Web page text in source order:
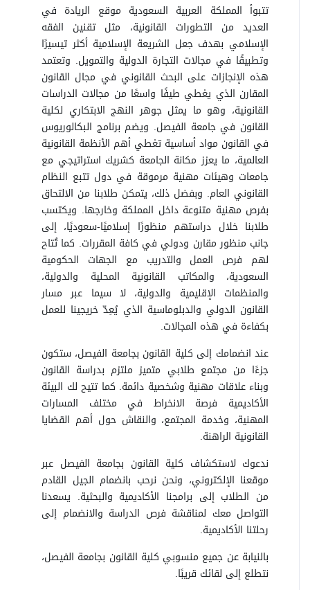
تتبوأ المملكة العربية السعودية موقع الريادة في
العديد من التطورات القانونية، مثل تقنين الفقه
الإسلامي بهدف جعل الشريعة الإسلامية أكثر تيسيرًا
وتطبيقًا في مجالات التجارة الدولية والتمويل. وتعتمد
هذه الإنجازات على البحث القانوني في مجال القانون
المقارن الذي يغطي طيفًا واسعًا من مجالات الدراسات
القانونية، وهو ما يمثل جوهر النهج الابتكاري لكلية
القانون في جامعة الفيصل. ويضم برنامج البكالوريوس
في القانون مواد أساسية تغطي أهم الأنظمة القانونية
العالمية، ما يعزز مكانة الجامعة كشريك استراتيجي مع
جامعات وهيئات مهنية مرموقة في دول تتبع النظام
القانوني العام. وبفضل ذلك، يتمكن طلابنا من الالتحاق
بفرص مهنية متنوعة داخل المملكة وخارجها. ويكتسب
طلابنا خلال دراستهم منظورًا إسلاميًا-سعوديًا، إلى
جانب منظور مقارن ودولي في كافة المقررات. كما تُتاح
لهم فرص العمل والتدريب مع الجهات الحكومية
السعودية، والمكاتب القانونية المحلية والدولية،
والمنظمات الإقليمية والدولية، لا سيما عبر مسار
القانون الدولي والدبلوماسية الذي يُعِدّ خريجينا للعمل
بكفاءة في هذه المجالات.
عند انضمامك إلى كلية القانون بجامعة الفيصل، ستكون
جزءًا من مجتمع طلابي متميز ملتزم بدراسة القانون
وبناء علاقات مهنية وشخصية دائمة. كما تتيح لك البيئة
الأكاديمية فرصة الانخراط في مختلف المسارات
المهنية، وخدمة المجتمع، والنقاش حول أهم القضايا
القانونية الراهنة.
ندعوك لاستكشاف كلية القانون بجامعة الفيصل عبر
موقعنا الإلكتروني، ونحن نرحب بانضمام الجيل القادم
من الطلاب إلى برامجنا الأكاديمية والبحثية. يسعدنا
التواصل معك لمناقشة فرص الدراسة والانضمام إلى
رحلتنا الأكاديمية.
بالنيابة عن جميع منسوبي كلية القانون بجامعة الفيصل،
نتطلع إلى لقائك قريبًا.